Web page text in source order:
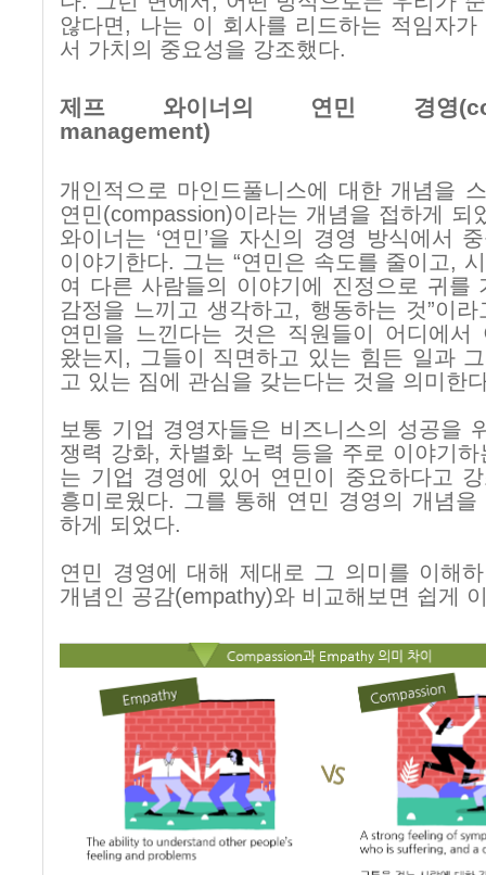
않다면 , 나는 이 회사를 리드하는 적임자가
서 가치의 중요성을 강조했다.
제프 와이너의 연민 경영
management)
개인적으로 마인드풀니스에 대한 개념을
연민(compassion)이라는 개념을 접하게 되
와이너는 ‘연민’을 자신의 경영 방식에서
이야기한다. 그는 “연민은 속도를 줄이고 ,
여 다른 사람들의 이야기에 진정으로 귀를
감정을 느끼고 생각하고 , 행동하는 것”이라
연민을 느낀다는 것은 직원들이 어디에서
왔는지 , 그들이 직면하고 있는 힘든 일과
고 있는 짐에 관심을 갖는다는 것을 의미한
보통 기업 경영자들은 비즈니스의 성공을
쟁력 강화, 차별화 노력 등을 주로 이야기하
는 기업 경영에 있어 연민이 중요하다고
흥미로웠다. 그를 통해 연민 경영의 개념을
하게 되었다.
연민 경영에 대해 제대로 그 의미를 이해
개념인 공감(empathy)와 비교해보면 쉽게